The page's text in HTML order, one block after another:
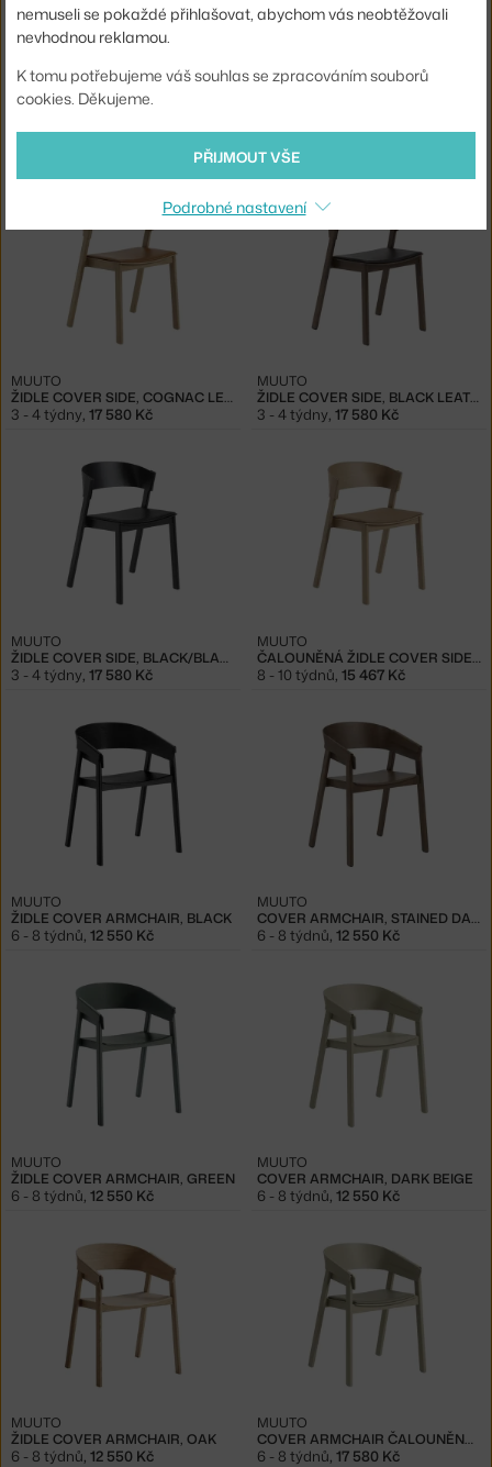
ČALOUNĚNÁ ŽIDLE COVER SIDE, GREEN/REMIX 933 ČALOUNĚNÁ ŽIDLE COVER SIDE, BLACK/REMIX 183
8 - 10 týdnů
ŽIDLE COVER SIDE, COGNAC LEATHER
MUUTO
3 - 4 týdny, 17 580 Kč
ŽIDLE COVER SIDE, BLACK LEATHER/STAINED DARK BROWN
MUUTO
3 - 4 týdny, 17 580 Kč
ŽIDLE COVER SIDE, BLACK/BLACK LEATHER
MUUTO
3 - 4 týdny, 17 580 Kč
ČALOUNĚNÁ ŽIDLE COVER SIDE, OAK/REMIX 252
MUUTO
8 - 10 týdnů, 15 467 Kč
ŽIDLE COVER ARMCHAIR, BLACK
MUUTO
6 - 8 týdnů, 12 550 Kč
COVER ARMCHAIR, STAINED DARK BROWN
MUUTO
6 - 8 týdnů, 12 550 Kč
ŽIDLE COVER ARMCHAIR, GREEN
MUUTO
6 - 8 týdnů 12 550 Kč
COVER ARMCHAIR, DARK BEIGE
MUUTO
6 - 8 týdnů 12 550 Kč
ŽIDLE COVER ARMCHAIR, OAK
MUUTO
6 - 8 týdnů 12 550 Kč
COVER ARMCHAIR ČALOUNĚNÁ, STONE / DARK BEIGE
MUUTO
6 - 8 týdnů 17 580 Kč
nemuseli se pokaždé přihlašovat, abychom vás neobtěžovali
nevhodnou reklamou.
K tomu potřebujeme váš souhlas se zpracováním souborů
cookies. Děkujeme.
PŘIJMOUT VŠE
Podrobné nastavení